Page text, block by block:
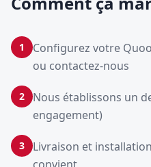
1
Configurez votre
ou contactez-nous
2
Nous établissons un
engagement)
3
Livraison et